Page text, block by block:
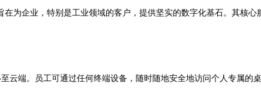
为企业，特别是工业领域的客户，提供坚实的数字化基石。其核
云端。员工可通过任何终端设备，随时随地安全地访问个人专属的